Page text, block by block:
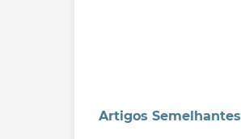
Artigos Semelhantes